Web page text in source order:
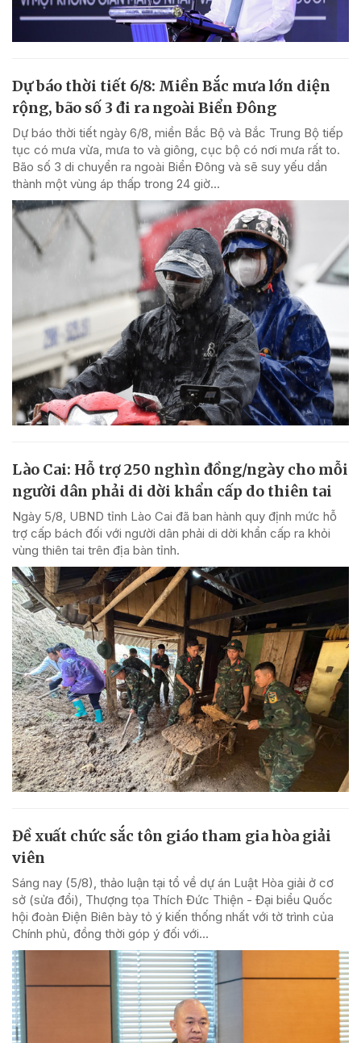
Dự báo thời tiết 6/8: Miền Bắc mưa lớn diện
rộng, bão số 3 đi ra ngoài Biển Đông
Dự báo thời tiết ngày 6/8, miền Bắc Bộ và Bắc Trung Bộ tiếp
tục có mưa vừa, mưa to và giông, cục bộ có nơi mưa rất to.
Bão số 3 di chuyển ra ngoài Biển Đông và sẽ suy yếu dần
thành một vùng áp thấp trong 24 giờ...
Lào Cai: Hỗ trợ 250 nghìn đồng/ngày cho mỗi
người dân phải di dời khẩn cấp do thiên tai
Ngày 5/8, UBND tỉnh Lào Cai đã ban hành quy định mức hỗ
trợ cấp bách đối với người dân phải di dời khẩn cấp ra khỏi
vùng thiên tai trên địa bàn tỉnh.
Đề xuất chức sắc tôn giáo tham gia hòa giải
viên
Sáng nay (5/8), thảo luận tại tổ về dự án Luật Hòa giải ở cơ
sở (sửa đổi), Thượng tọa Thích Đức Thiện - Đại biểu Quốc
hội đoàn Điện Biên bày tỏ ý kiến thống nhất với tờ trình của
Chính phủ, đồng thời góp ý đối với...